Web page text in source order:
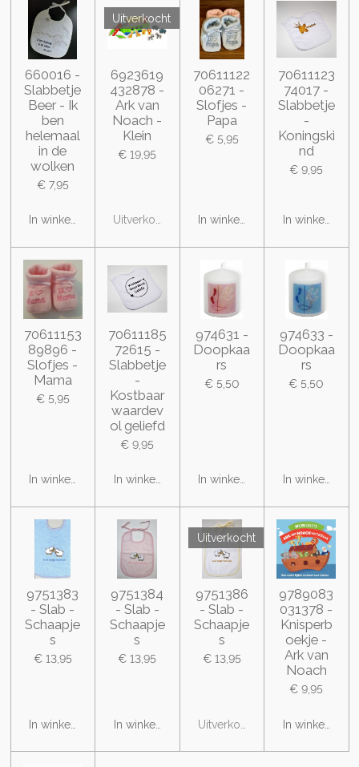
660016 -
Slabbetje
Beer - Ik
ben
helemaal
in de
wolken
€ 7,95
In winkelwagen
Uitverkocht
6923619
432878 -
Ark van
Noach -
Klein
€ 19,95
Uitverkocht
70611122
06271 -
Slofjes -
Papa
€ 5,95
In winkelwagen
70611123
74017 -
Slabbetje
-
Koningski
nd
€ 9,95
In
70611153
89896 -
Slofjes -
Mama
€ 5,95
In winkelwagen
70611185
72615 -
Slabbetje
-
Kostbaar
waardev
ol geliefd
€ 9,95
In winkelwagen
974631 -
Doopkaa
rs
€ 5,50
In winkelwagen
974633 -
Doopkaa
rs
€ 5,50
In
9751383
- Slab -
Schaapje
s
€ 13,95
In winkelwagen
9751384
- Slab -
Schaapje
s
€ 13,95
In winkelwagen
Uitverkocht
9751386
- Slab -
Schaapje
s
€ 13,95
Uitverkocht
9789083
031378 -
Knisperb
oekje -
Ark van
Noach
€ 9,95
In